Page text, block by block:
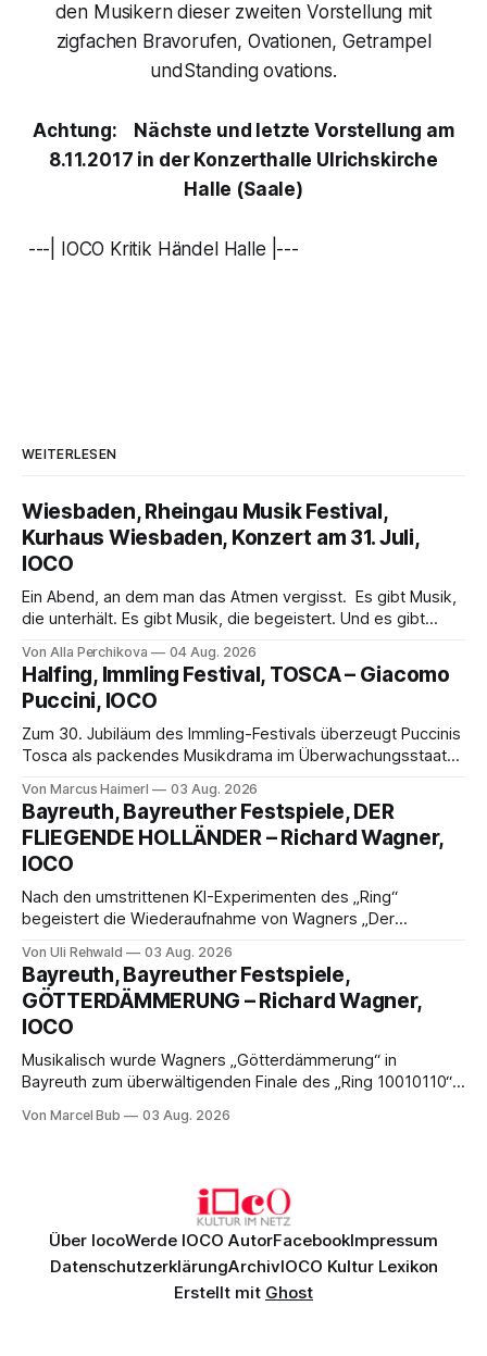
den Musikern dieser zweiten Vorstellung mit
zigfachen Bravorufen, Ovationen, Getrampel
undStanding ovations.
Achtung:
Nächste und letzte Vorstellung am
8.11.2017 in der Konzerthalle Ulrichskirche
Halle (Saale)
---| IOCO Kritik Händel Halle |---
WEITERLESEN
Wiesbaden, Rheingau Musik Festival,
Kurhaus Wiesbaden, Konzert am 31. Juli,
IOCO
Ein Abend, an dem man das Atmen vergisst. Es gibt Musik,
die unterhält. Es gibt Musik, die begeistert. Und es gibt
Genau so war der Abend im Kurhaus Wiesbaden, an dem
Johannes Brahms’ Erstes Klavierkonzert d-Moll op. 15 mit
Daniil
Von Alla Perchikova 04 Aug. 2026
Halfing, Immling Festival, TOSCA – Giacomo
Puccini, IOCO
Zum 30. Jubiläum des Immling-Festivals überzeugt Puccinis
Tosca als packendes Musikdrama im Überwachungsstaat
spannend und werkgetreu, getragen von starken Solisten,
eindrucksvollen Projektionen und einer klangvollen
musikalischen Leitung.
Von Marcus Haimerl 03 Aug. 2026
Bayreuth, Bayreuther Festspiele, DER
FLIEGENDE HOLLÄNDER – Richard Wagner,
IOCO
Nach den umstrittenen KI-Experimenten des „Ring“
begeistert die Wiederaufnahme von Wagners „Der
Musik und einem neuen Traumpaar: Elisabeth Teige und
Nicholas Brownlee sorgen für einen der Höhepunkte der
Bayreuther Festspiele 2026.
Von Uli Rehwald 03 Aug. 2026
Bayreuth, Bayreuther Festspiele,
GÖTTERDÄMMERUNG – Richard Wagner,
IOCO
Musikalisch wurde Wagners „Götterdämmerung“ in
Bayreuth zum überwältigenden Finale des „Ring 10010110“:
exzellentes Sängerensemble begeisterten. Die KI-geprägte
Von Marcel Bub 03 Aug. 2026
Über IocoWerde IOCO AutorFacebookImpressum
DatenschutzerklärungArchivIOCO Kultur Lexikon
Erstellt mit Ghost